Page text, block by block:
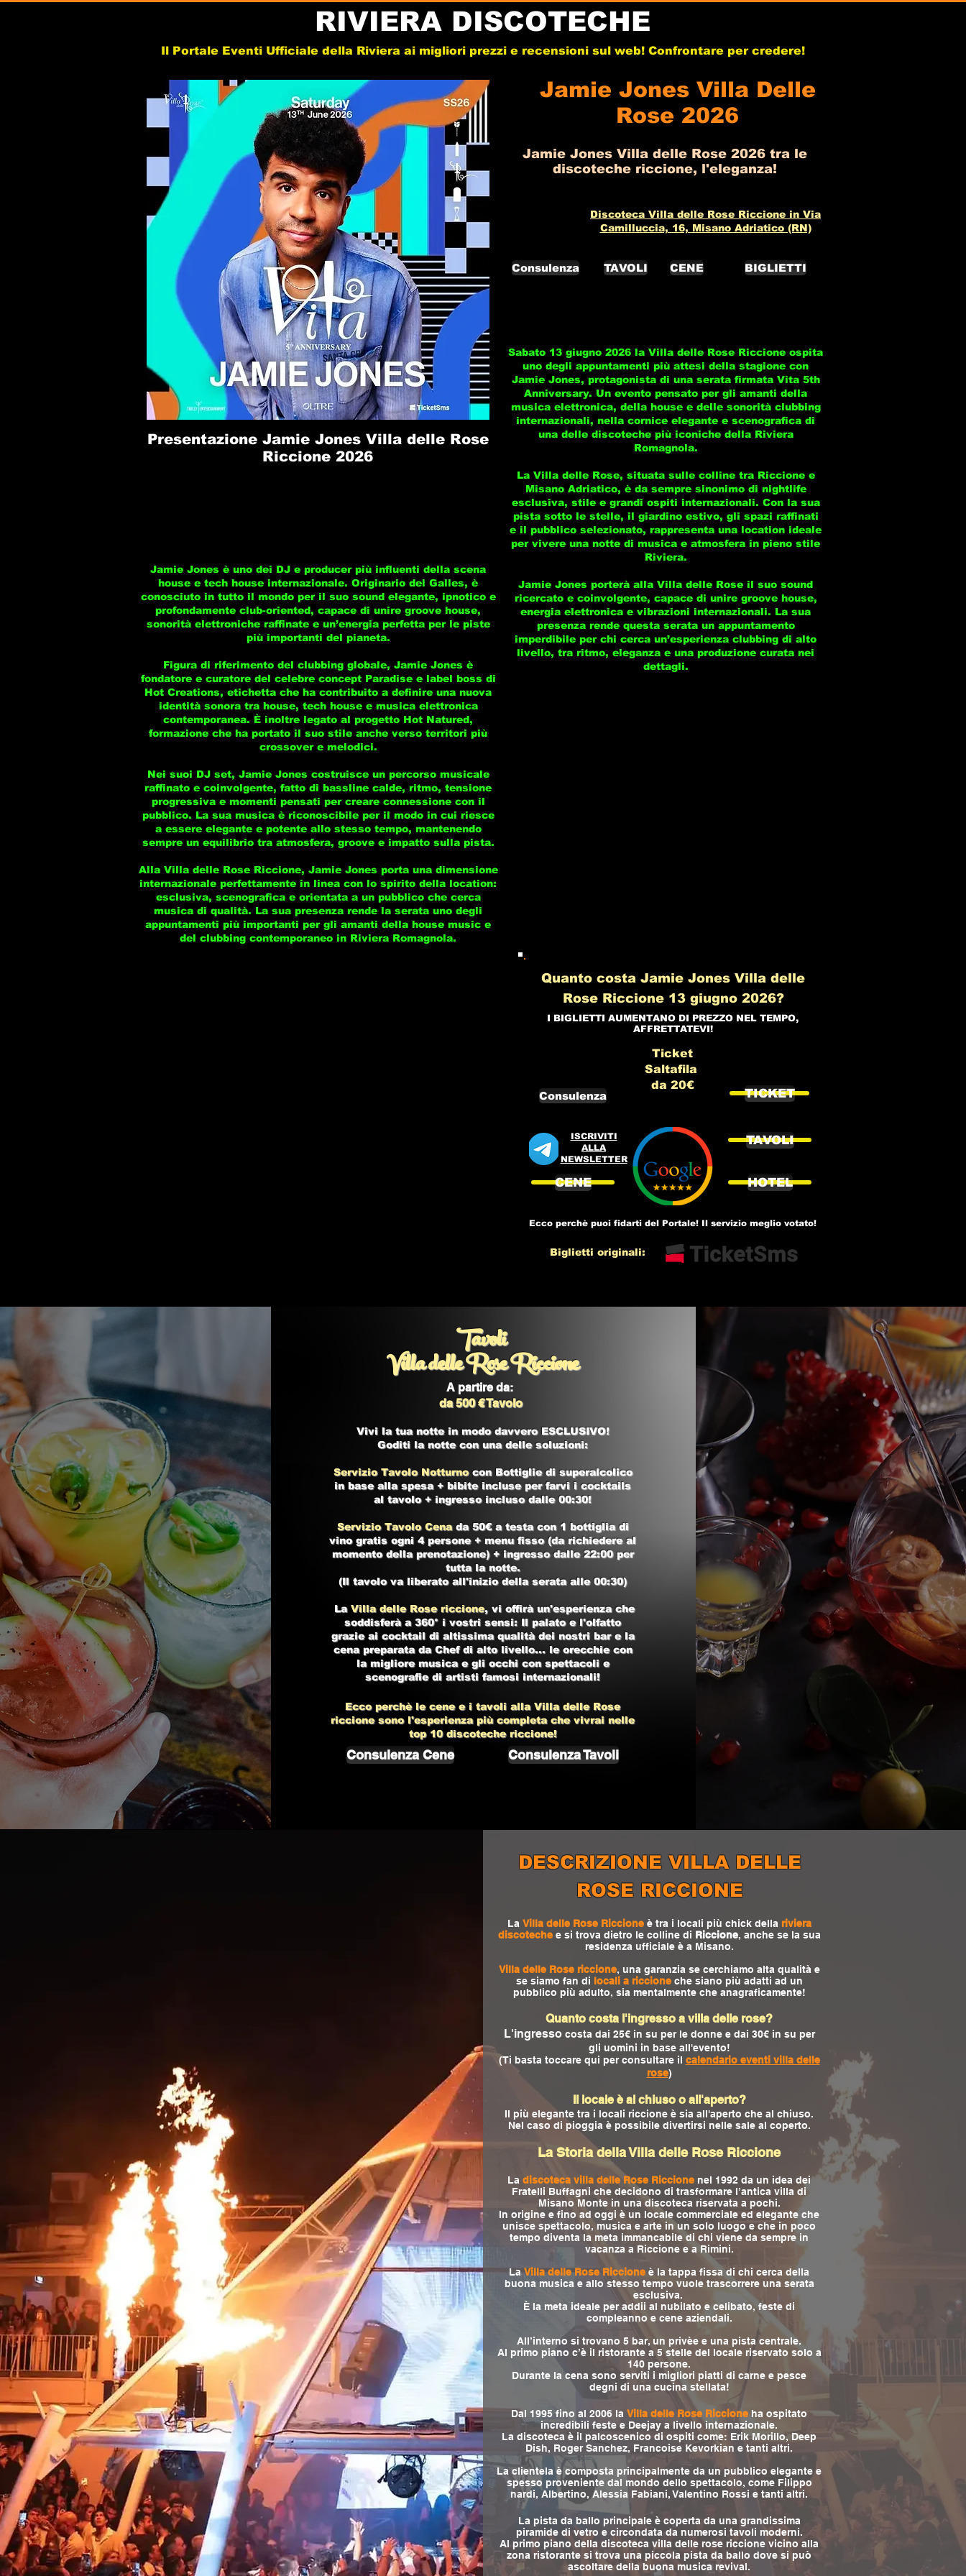
RIVIERA DISCOTECHE
Il Portale Eventi Ufficiale della Riviera ai migliori prezzi e recensioni sul web! Confrontare per credere!
Jamie Jones Villa Delle
Rose 2026
Jamie Jones Villa delle Rose 2026 tra le
discoteche riccione, l'eleganza!
Discoteca Villa delle Rose Riccione in Via
Camilluccia, 16, Misano Adriatico (RN)
BIGLIETTI
TAVOLI
Consulenza
Sabato 13 giugno 2026 la Villa delle Rose Riccione ospita
uno degli appuntamenti più attesi della stagione con
Jamie Jones, protagonista di una serata firmata Vita 5th
Anniversary. Un evento pensato per gli amanti della
musica elettronica, della house e delle sonorità clubbing
internazionali, nella cornice elegante e scenografica di
una delle discoteche più iconiche della Riviera
Romagnola.
La Villa delle Rose, situata sulle colline tra Riccione e
Misano Adriatico, è da sempre sinonimo di nightlife
esclusiva, stile e grandi ospiti internazionali. Con la sua
pista sotto le stelle, il giardino estivo, gli spazi raffinati
e il pubblico selezionato, rappresenta una location ideale
per vivere una notte di musica e atmosfera in pieno stile
Riviera.
Jamie Jones porterà alla Villa delle Rose il suo sound
ricercato e coinvolgente, capace di unire groove house,
energia elettronica e vibrazioni internazionali. La sua
presenza rende questa serata un appuntamento
imperdibile per chi cerca un’esperienza clubbing di alto
livello, tra ritmo, eleganza e una produzione curata nei
dettagli.
Presentazione Jamie Jones Villa delle Rose
Riccione 2026
Jamie Jones è uno dei DJ e producer più influenti della scena
house e tech house internazionale. Originario del Galles, è
conosciuto in tutto il mondo per il suo sound elegante, ipnotico e
profondamente club-oriented, capace di unire groove house,
sonorità elettroniche raffinate e un’energia perfetta per le piste
più importanti del pianeta.
Figura di riferimento del clubbing globale, Jamie Jones è
fondatore e curatore del celebre concept Paradise e label boss di
Hot Creations, etichetta che ha contribuito a definire una nuova
identità sonora tra house, tech house e musica elettronica
contemporanea. È inoltre legato al progetto Hot Natured,
formazione che ha portato il suo stile anche verso territori più
crossover e melodici.
Nei suoi DJ set, Jamie Jones costruisce un percorso musicale
raffinato e coinvolgente, fatto di bassline calde, ritmo, tensione
progressiva e momenti pensati per creare connessione con il
pubblico. La sua musica è riconoscibile per il modo in cui riesce
a essere elegante e potente allo stesso tempo, mantenendo
sempre un equilibrio tra atmosfera, groove e impatto sulla pista.
Alla Villa delle Rose Riccione, Jamie Jones porta una dimensione
internazionale perfettamente in linea con lo spirito della location:
esclusiva, scenografica e orientata a un pubblico che cerca
musica di qualità. La sua presenza rende la serata uno degli
appuntamenti più importanti per gli amanti della house music e
del clubbing contemporaneo in Riviera Romagnola.
CENE
Quanto costa Jamie Jones Villa delle
Rose Riccione 13 giugno 2026?
I BIGLIETTI AUMENTANO DI PREZZO NEL TEMPO,
AFFRETTATEVI!
Ticket
Saltafila
da 20€
Consulenza
ISCRIVITI
ALLA
NEWSLETTER
CENE
TICKET
TAVOLI
HOTEL
Ecco perchè puoi fidarti del Portale! Il servizio meglio votato!
Biglietti originali:
Tavoli
Villa delle Rose Riccione
A partire da:
da 500 € Tavolo
Vivi la tua notte in modo davvero ESCLUSIVO!
Goditi la notte con una delle soluzioni:
Servizio Tavolo Notturnocon Bottiglie di superalcolico
in base alla spesa + bibite incluse per farvi i cocktails
al tavolo + ingresso incluso dalle 00:30!
Servizio Tavolo Cenada 50€ a testa con 1 bottiglia di
vino gratis ogni 4 persone + menu fisso (da richiedere al
momento della prenotazione) + ingresso dalle 22:00 per
tutta la notte.
(Il tavolo va liberato all'inizio della serata alle 00:30)
LaVilla delle Rose riccione, vi offirà un'esperienza che
soddisferà a 360° i vostri sensi: Il palato e l'olfatto
grazie ai cocktail di altissima qualità dei nostri bar e la
cena preparata da Chef di alto livello... le orecchie con
la migliore musica e gli occhi con spettacoli e
scenografie di artisti famosi internazionali!
Ecco perchè le cene e i tavoli allaVilla delle Rose
riccionesono l'esperienza più completa che vivrai nelle
top 10 discoteche riccione!
Consulenza Cene Consulenza Tavoli
DESCRIZIONE VILLA DELLE
ROSE RICCIONE
La Villa delle Rose Riccioneè tra i locali più chick della riviera
discotechee si trova dietro le colline di Riccione, anche se la sua
residenza ufficiale è a Misano.
Villa delle Rose riccione, una garanzia se cerchiamo alta qualità e
se siamo fan di locali a riccioneche siano più adatti ad un
pubblico più adulto, sia mentalmente che anagraficamente!
Quanto costa l'ingresso a villa delle rose?
L'ingresso costa dai 25€ in su per le donne e dai 30€ in su per
gli uomini in base all'evento!
(Ti basta toccare qui per consultare il calendario eventi villa delle
rose)
Il locale è al chiuso o all'aperto?
Il più elegante tra i locali riccione è sia all'aperto che al chiuso.
Nel caso di pioggia è possibile divertirsi nelle sale al coperto.
La Storia della Villa delle Rose Riccione
La discoteca villa delle Rose Riccione nel 1992 da un idea dei
Fratelli Buffagni che decidono di trasformare l’antica villa di
Misano Monte in una discoteca riservata a pochi.
In origine e fino ad oggi è un locale commerciale ed elegante che
unisce spettacolo, musica e arte in un solo luogo e che in poco
tempo diventa la meta immancabile di chi viene da sempre in
vacanza a Riccione e a Rimini.
LaVilla delle Rose Riccione è la tappa fissa di chi cerca della
buona musica e allo stesso tempo vuole trascorrere una serata
esclusiva.
È la meta ideale per addii al nubilato e celibato, feste di
compleanno e cene aziendali.
All’interno si trovano 5 bar, un privèe e una pista centrale.
Al primo piano c’è il ristorante a 5 stelle del locale riservato solo a
140 persone.
Durante la cena sono serviti i migliori piatti di carne e pesce
degni di una cucina stellata!
Dal 1995 fino al 2006 la Villa delle Rose Riccione ha ospitato
incredibili feste e Deejay a livello internazionale.
La discoteca è il palcoscenico di ospiti come: Erik Morillo, Deep
Dish, Roger Sanchez, Francoise Kevorkian e tanti altri.
La clientela è composta principalmente da un pubblico elegante e
spesso proveniente dal mondo dello spettacolo, come Filippo
nardi, Albertino, Alessia Fabiani, Valentino Rossi e tanti altri.
La pista da ballo principale è coperta da una grandissima
piramide di vetro e circondata da numerosi tavoli moderni.
Al primo piano della discoteca villa delle rose riccione vicino alla
zona ristorante si trova una piccola pista da ballo dove si può
ascoltare della buona musica revival.